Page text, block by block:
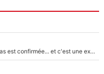
La signature du grand rival de Paul Seixas est confirmée... et c'est une excellente nouvelle pour l'équipe Decathlon-CMA CGM !